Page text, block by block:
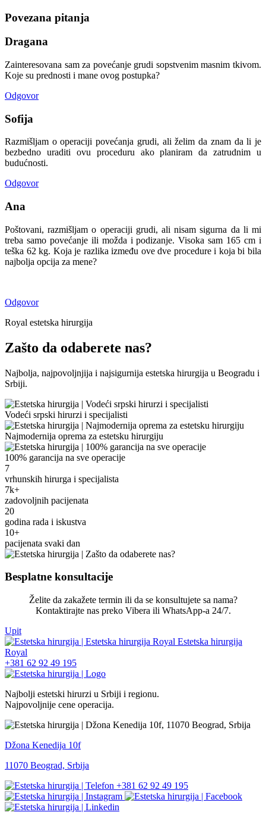
Povezana pitanja
Dragana
Zainteresovana sam za povećanje grudi sopstvenim masnim tkivom.
Koje su prednosti i mane ovog postupka?
Odgovor
Sofija
Razmišljam o operaciji povećanja grudi, ali želim da znam da li je
bezbedno uraditi ovu proceduru ako planiram da zatrudnim u
budućnosti.
Odgovor
Ana
Poštovani, razmišljam o operaciji grudi, ali nisam sigurna da li mi
treba samo povećanje ili možda i podizanje. Visoka sam 165 cm i
teška 62 kg. Koja je razlika između ove dve procedure i koja bi bila
najbolja opcija za mene?
Odgovor
Royal estetska hirurgija
Zašto da odaberete nas?
Najbolja, najpovoljnjija i najsigurnija estetska hirurgija u Beogradu i
Srbiji.
Vodeći srpski hirurzi i specijalisti
Najmodernija oprema za estetsku hirurgiju
100% garancija na sve operacije
7
vrhunskih hirurga i specijalista
7k+
zadovoljnih pacijenata
20
godina rada i iskustva
10+
pacijenata svaki dan
Besplatne konsultacije
Želite da zakažete termin ili da se konsultujete sa nama?
Kontaktirajte nas preko Vibera ili WhatsApp-a 24/7.
Upit
+381 62 92 49 195
Najbolji estetski hirurzi u Srbiji i regionu.
Najpovoljnije cene operacija.
Džona Kenedija 10f
11070 Beograd, Srbija
+381 62 92 49 195